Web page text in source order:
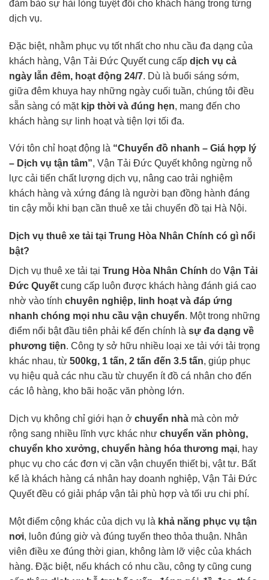
đảm bảo sự hài lòng tuyệt đối cho khách hàng trong từng
dịch vụ.
Đặc biệt, nhằm phục vụ tốt nhất cho nhu cầu đa dạng của
khách hàng, Vận Tải Đức Quyết cung cấp dịch vụ cả
ngày lẫn đêm, hoạt động 24/7. Dù là buổi sáng sớm,
giữa đêm khuya hay những ngày cuối tuần, chúng tôi đều
sẵn sàng có mặt kịp thời và đúng hẹn, mang đến cho
khách hàng sự linh hoạt và tiện lợi tối đa.
Với tôn chỉ hoạt động là “Chuyển đồ nhanh – Giá hợp lý
– Dịch vụ tận tâm”, Vận Tải Đức Quyết không ngừng nỗ
lực cải tiến chất lượng dịch vụ, nâng cao trải nghiệm
khách hàng và xứng đáng là người bạn đồng hành đáng
tin cậy mỗi khi bạn cần thuê xe tải chuyển đồ tại Hà Nội.
Dịch vụ thuê xe tải tại Trung Hòa Nhân Chính có gì nổi
bật?
Dịch vụ thuê xe tải tại Trung Hòa Nhân Chính do Vận Tải
Đức Quyết cung cấp luôn được khách hàng đánh giá cao
nhờ vào tính chuyên nghiệp, linh hoạt và đáp ứng
nhanh chóng mọi nhu cầu vận chuyển. Một trong những
điểm nổi bật đầu tiên phải kể đến chính là sự đa dạng về
phương tiện. Công ty sở hữu nhiều loại xe tải với tải trọng
khác nhau, từ 500kg, 1 tấn, 2 tấn đến 3.5 tấn, giúp phục
vụ hiệu quả các nhu cầu từ chuyển ít đồ cá nhân cho đến
các lô hàng, kho bãi hoặc văn phòng lớn.
Dịch vụ không chỉ giới hạn ở chuyển nhà mà còn mở
rộng sang nhiều lĩnh vực khác như chuyển văn phòng,
chuyển kho xưởng, chuyển hàng hóa thương mại, hay
phục vụ cho các đơn vị cần vận chuyển thiết bị, vật tư. Bất
kể là khách hàng cá nhân hay doanh nghiệp, Vận Tải Đức
Quyết đều có giải pháp vận tải phù hợp và tối ưu chi phí.
Một điểm cộng khác của dịch vụ là khả năng phục vụ tận
nơi, luôn đúng giờ và đúng tuyến theo thỏa thuận. Nhân
viên điều xe đúng thời gian, không làm lỡ việc của khách
hàng. Đặc biệt, nếu khách có nhu cầu, công ty cũng cung